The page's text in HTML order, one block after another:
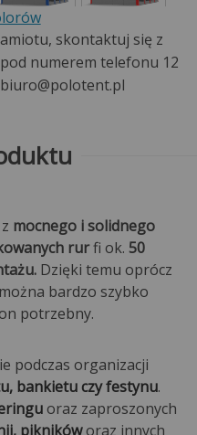
skontaktuj się z
numerem telefonu 12
mocnego i solidnego
rurfi ok. 50
Dzięki temu oprócz
bardzo szybko
potrzebny.
podczas organizacji
bankietu czy festynu.
oraz zaproszonych
piknikóworaz innych